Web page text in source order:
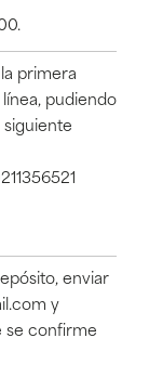
primera
pudiendo
siguiente
enviar
y
se confirme